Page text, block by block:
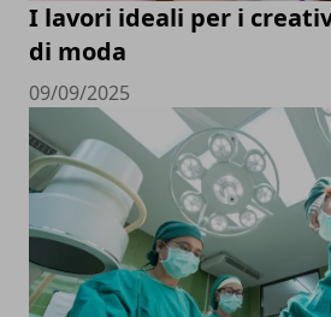
I lavori ideali per i
di moda
09/09/2025